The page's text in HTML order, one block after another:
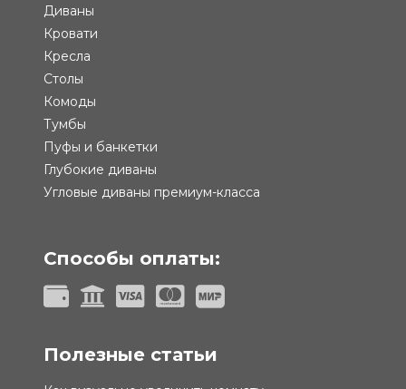
Диваны
Кровати
Кресла
Столы
Комоды
Тумбы
Пуфы и банкетки
Глубокие диваны
Угловые диваны премиум-класса
Способы оплаты:
Полезные статьи